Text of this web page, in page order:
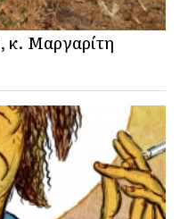
κ. Μαργαρίτη